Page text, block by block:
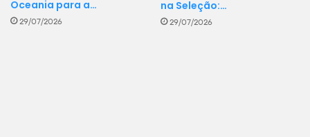
Oceania para a…
29/07/2026
na Seleção:…
29/07/2026